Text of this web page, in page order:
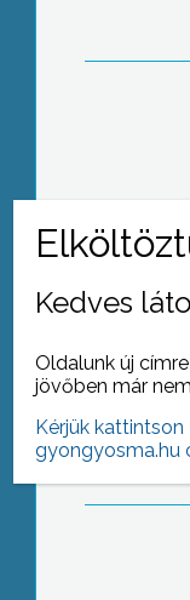
napok
A
Kedves
Oldalunk új
jövőben már
Kérjük kattintson
gyongyosma.hu